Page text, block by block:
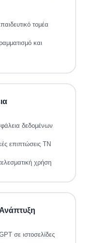
τομέα
και
δεδομένων
επιπτώσεις ΤΝ
χρήση
σε ιστοσελίδες